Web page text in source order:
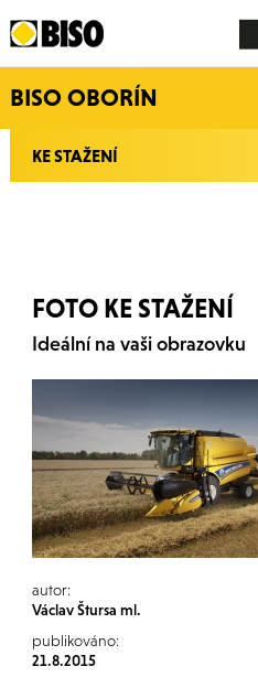
BISO OBORÍN
KE STAŽENÍ
FOTO KE STAŽENÍ
Ideální na vaši obrazovku
autor:
Václav Štursa ml.
publikováno:
21.8.2015